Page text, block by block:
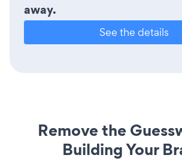
away.
See the details
Remove the
Building Your